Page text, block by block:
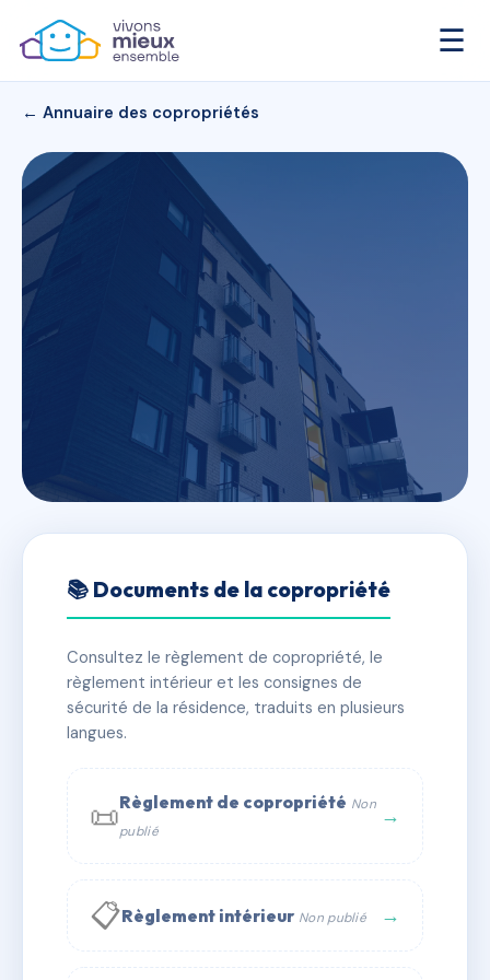
☰
← Annuaire des copropriétés
20 PLACE ENTRECHAUX
✓ Immatriculée 🏠 11 lots 🏗 1 bâtiment(s)
📞 Contacter Syndic Digital
📚 Documents de la copropriété
Consultez le règlement de copropriété, le
règlement intérieur et les consignes de
sécurité de la résidence, traduits en plusieurs
langues.
📜Règlement de copropriété Non
publié
→
📋Règlement intérieur Non publié →